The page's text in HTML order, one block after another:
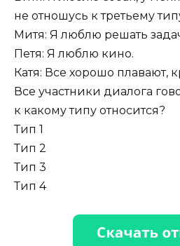
не отношусь к третьему
Митя: Я люблю решать
Петя: Я люблю кино.
Катя: Все хорошо плавают,
Все участники диалога
к какому типу относится?
Тип 1
Тип 2
Тип 3
Тип 4